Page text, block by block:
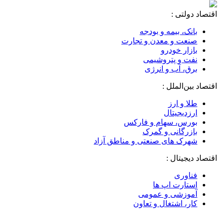
اقتصاد دولتی :
بانک، بیمه و بودجه
صنعت و معدن و تجارت
بازار خودرو
نفت و پتروشیمی
برق، آب و انرژی
اقتصاد بین‌الملل :
طلا و ارز
ارزدیجیتال
بورس، سهام و فارکس
بازرگانی و گمرک
شهرک های صنعتی و مناطق آزاد
اقتصاد دیجیتال :
فناوری
استارت اپ ها
آموزشی و عمومی
کار، اشتغال و تعاون